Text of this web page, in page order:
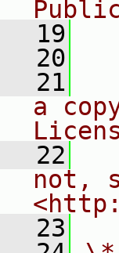
19
20
21
a
22
not,
23